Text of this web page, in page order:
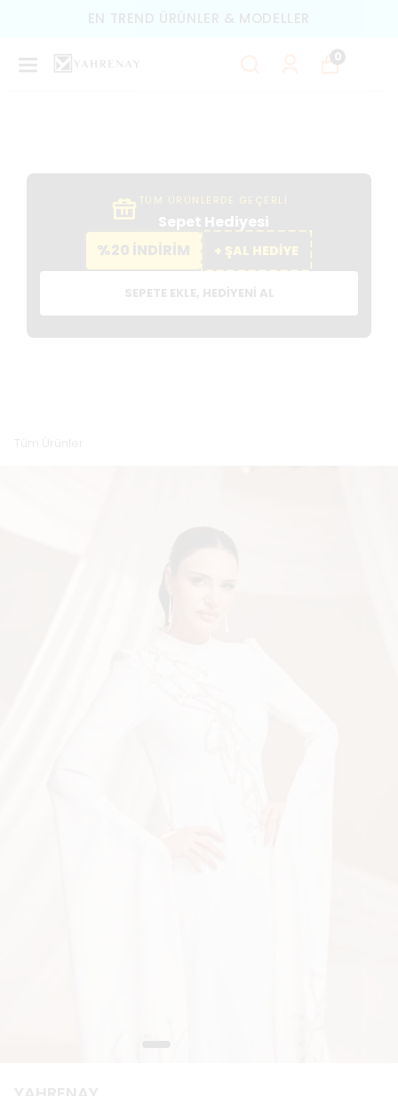
EN TREND ÜRÜNLER & MODELLER
0
TÜM ÜRÜNLERDE GEÇERLİ
Sepet Hediyesi
%20 İNDİRİM
+ ŞAL HEDİYE
SEPETE EKLE, HEDIYENI AL